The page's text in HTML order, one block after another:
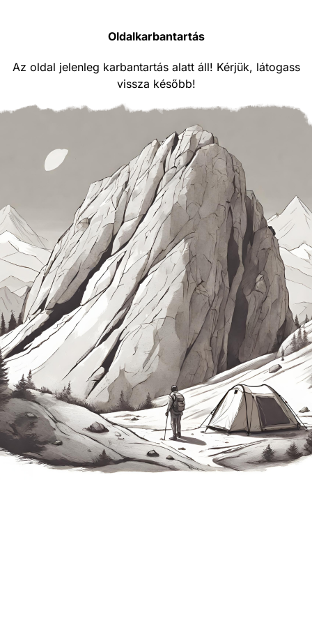
Oldalkarbantartás
Az oldal jelenleg karbantartás alatt áll! Kérjük, látogass
vissza később!